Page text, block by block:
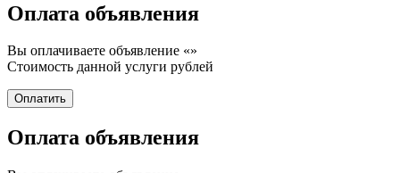
Оплата объявления
Вы оплачиваете объявление «»
Стоимость данной услуги рублей
Оплата объявления